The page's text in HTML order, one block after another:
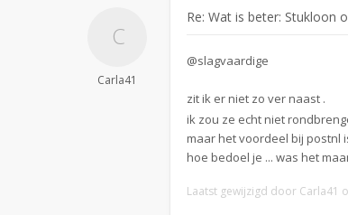
Carla41
Re: Wat is beter: Stukloon
@slagvaardige
zit ik er niet zo ver naast .
ik zou ze echt niet
maar het voordeel bij postnl
hoe bedoel je ... was het
Laatst gewijzigd door Carla41